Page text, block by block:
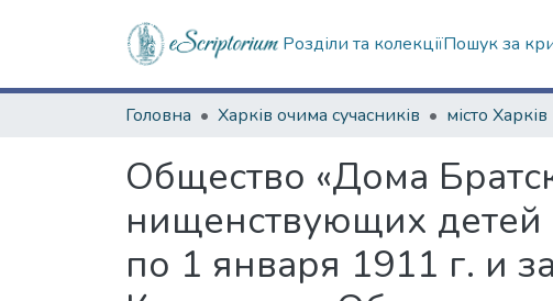
Розділи та колекціїПошук за
Головна Харків очима сучасників місто Харків
Общество «Дома
нищенствующих детей
по 1 января 1911 г. и